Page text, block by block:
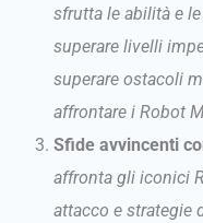
sfrutta le abilità e
superare livelli
superare ostacoli
affrontare i Robot
Sfide avvincenti
affronta gli iconici
attacco e strategie